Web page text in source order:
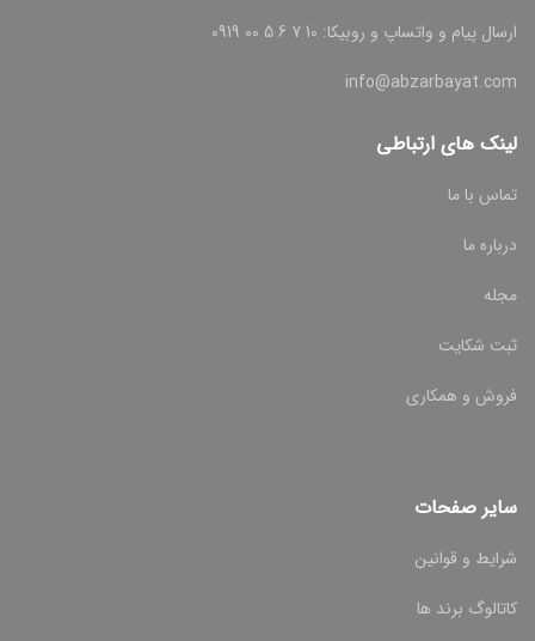
ارسال پیام و واتساپ و روبیکا: 10 7 6 5 00 0919
info@abzarbayat.com
لینک های ارتباطی
تماس با ما
درباره ما
مجله
ثبت شکایت
فروش و همکاری
سایر صفحات
شرایط و قوانین
کاتالوگ برند ها